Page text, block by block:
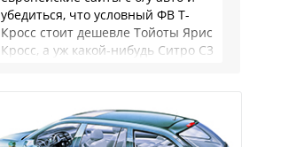
убедиться, что условный ФВ Т-
Кросс стоит дешевле Тойоты Ярис
Кросс, а уж какой-нибудь Ситро С3